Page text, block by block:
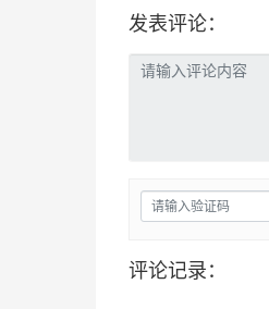
发表评论：
评论记录：